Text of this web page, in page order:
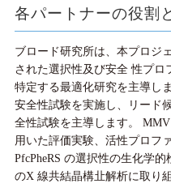
各パートナーの役割
ブロード研究所は、本プロジ
された選択性及び安全 性プロ
特定する最適化研究を主導し
安全性試験を実施し、リード
全性試験を主導します。
用いた評価実験、活性プロフ
PfcPheRS の選択性の生化学的
のX 線共結晶構㐀解析に取り